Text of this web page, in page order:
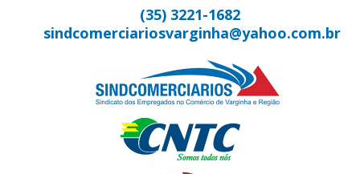
(35) 3221-1682
sindcomerciariosvarginha@yahoo.com.br